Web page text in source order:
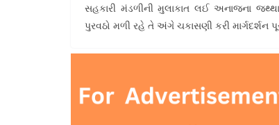
સહકારી મંડળીની મુલાકાત લઈ અનાજના
પુરવઠો મળી રહે તે અંગે ચકાસણી કરી માર્ગદર્શન